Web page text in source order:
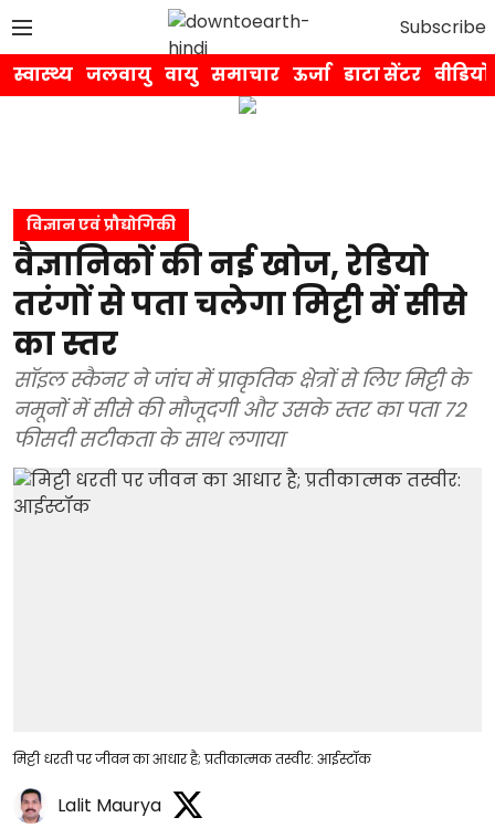
Subscribe
स्वास्थ्य जलवायु वायु समाचार ऊर्जा डाटा सेंटर वीडियो
विज्ञान एवं प्रौद्योगिकी
वैज्ञानिकों की नई खोज, रेडियो
तरंगों से पता चलेगा मिट्टी में सीसे
का स्तर
सॉइल स्कैनर ने जांच में प्राकृतिक क्षेत्रों से लिए मिट्टी के
नमूनों में सीसे की मौजूदगी और उसके स्तर का पता 72
फीसदी सटीकता के साथ लगाया
मिट्टी धरती पर जीवन का आधार है; प्रतीकात्मक तस्वीर: आईस्टॉक
Lalit Maurya